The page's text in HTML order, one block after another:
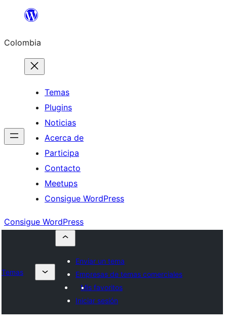
Saltar
contenido
Colombia
Temas
Plugins
Noticias
Acerca de
Participa
Contacto
Meetups
Consigue WordPress
Consigue WordPress
Temas
Enviar un tema
Empresas de temas comerciales
Mis favoritos
Iniciar sesión